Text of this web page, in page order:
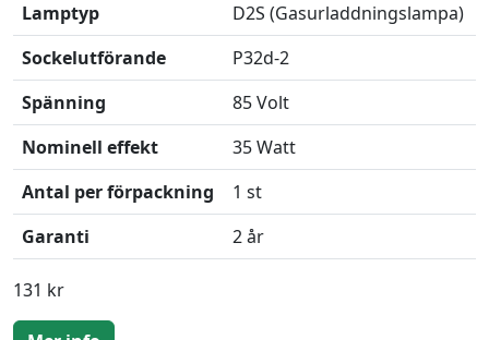
Lamptyp
D2S (Gasurladdningslampa)
Sockelutförande
P32d-2
Spänning
85 Volt
Nominell effekt
35 Watt
Antal per förpackning
1 st
Garanti
2 år
131 kr